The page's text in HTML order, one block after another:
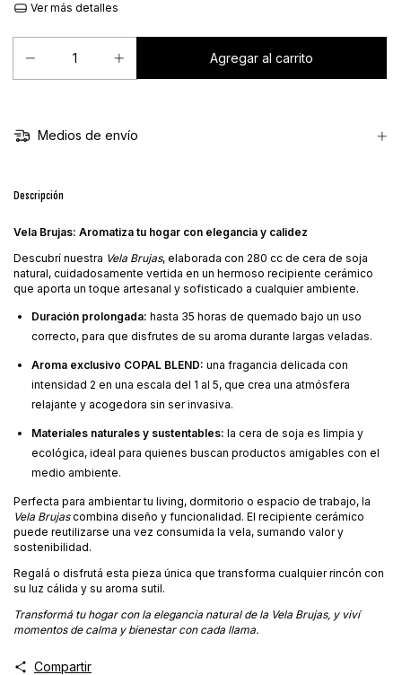
Ver más detalles
Medios de envío
Descripción
Vela Brujas: Aromatiza tu hogar con elegancia y calidez
Descubrí nuestra Vela Brujas, elaborada con 280 cc de cera de soja
natural, cuidadosamente vertida en un hermoso recipiente cerámico
que aporta un toque artesanal y sofisticado a cualquier ambiente.
Duración prolongada: hasta 35 horas de quemado bajo un uso
correcto, para que disfrutes de su aroma durante largas veladas.
Aroma exclusivo COPAL BLEND: una fragancia delicada con
intensidad 2 en una escala del 1 al 5, que crea una atmósfera
relajante y acogedora sin ser invasiva.
Materiales naturales y sustentables: la cera de soja es limpia y
ecológica, ideal para quienes buscan productos amigables con el
medio ambiente.
Perfecta para ambientar tu living, dormitorio o espacio de trabajo, la
Vela Brujascombina diseño y funcionalidad. El recipiente cerámico
puede reutilizarse una vez consumida la vela, sumando valor y
sostenibilidad.
Regalá o disfrutá esta pieza única que transforma cualquier rincón con
su luz cálida y su aroma sutil.
Transformá tu hogar con la elegancia natural de la Vela Brujas, y viví
momentos de calma y bienestar con cada llama.
Compartir